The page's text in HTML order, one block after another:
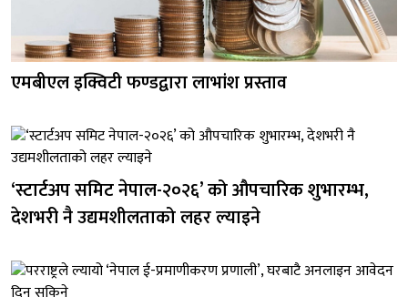
एमबीएल इक्विटी फण्डद्वारा लाभांश प्रस्ताव
‘स्टार्टअप समिट नेपाल-२०२६’ को औपचारिक शुभारम्भ,
देशभरी नै उद्यमशीलताको लहर ल्याइने